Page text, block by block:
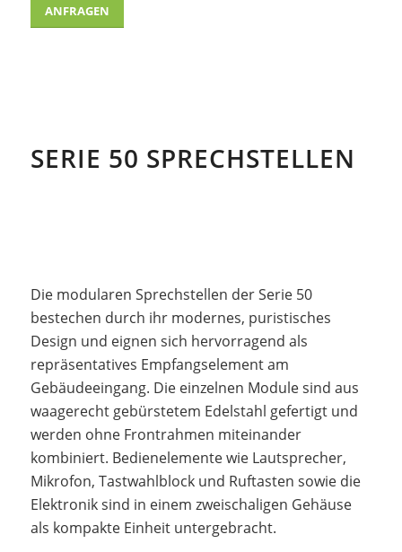
ANFRAGEN
SERIE 50 SPRECHSTELLEN
Die modularen Sprechstellen der Serie 50
bestechen durch ihr modernes, puristisches
Design und eignen sich hervorragend als
repräsentatives Empfangselement am
Gebäudeeingang. Die einzelnen Module sind aus
waagerecht gebürstetem Edelstahl gefertigt und
werden ohne Frontrahmen miteinander
kombiniert. Bedienelemente wie Lautsprecher,
Mikrofon, Tastwahlblock und Ruftasten sowie die
Elektronik sind in einem zweischaligen Gehäuse
als kompakte Einheit untergebracht.